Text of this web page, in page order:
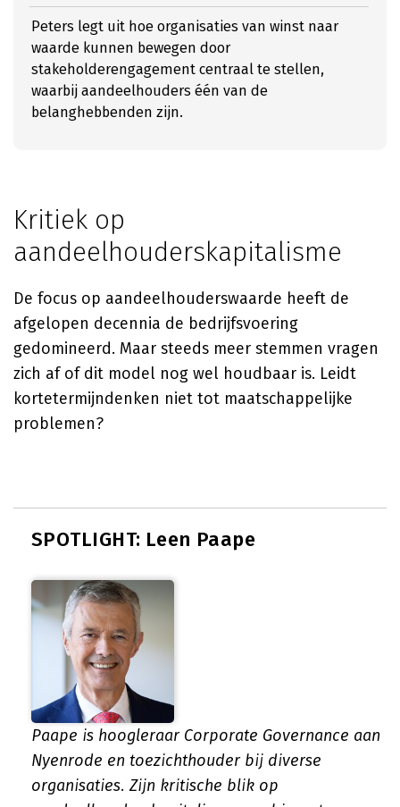
Peters legt uit hoe organisaties van winst naar
waarde kunnen bewegen door
stakeholderengagement centraal te stellen,
waarbij aandeelhouders één van de
belanghebbenden zijn.
Kritiek op
aandeelhouderskapitalisme
De focus op aandeelhouderswaarde heeft de
afgelopen decennia de bedrijfsvoering
gedomineerd. Maar steeds meer stemmen vragen
zich af of dit model nog wel houdbaar is. Leidt
kortetermijndenken niet tot maatschappelijke
problemen?
SPOTLIGHT: Leen Paape
Paape is hoogleraar Corporate Governance aan
Nyenrode en toezichthouder bij diverse
organisaties. Zijn kritische blik op